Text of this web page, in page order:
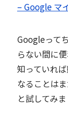
– Google マ
Googleって
らない間に
知っていれ
なることは
と試してみま